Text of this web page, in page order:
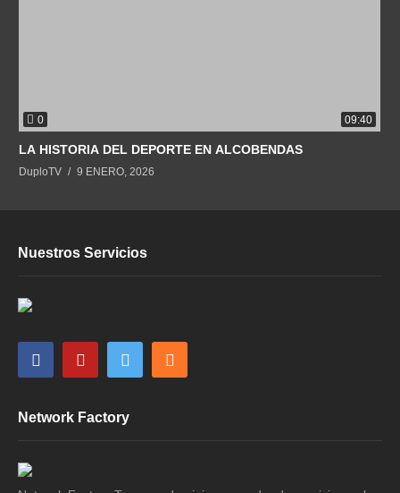
0 09:40
LA HISTORIA DEL DEPORTE EN ALCOBENDAS
DuploTV 9 ENERO, 2026
Nuestros Servicios
Network Factory